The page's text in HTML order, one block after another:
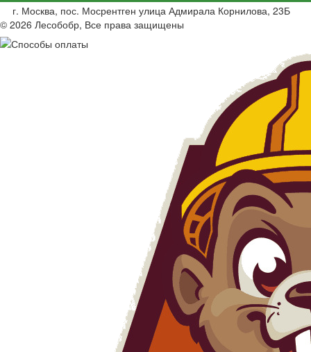
г. Москва, пос. Мосрентген улица Адмирала Корнилова, 23Б
© 2026 Лесобобр, Все права защищены